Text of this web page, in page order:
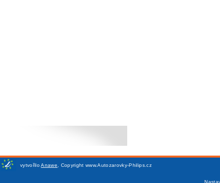
vytvořiloAnawe Copyright www.Autozarovky-Philips.cz